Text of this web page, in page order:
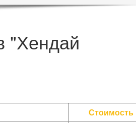
"Хендай
Стоимость